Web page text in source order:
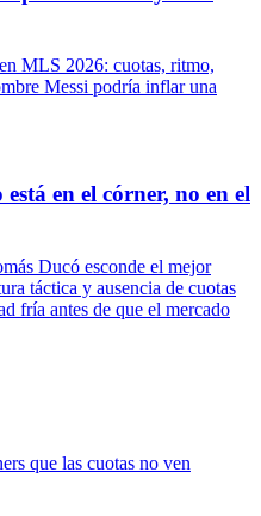
MLS 2026: cuotas, ritmo,
Messi podría inflar una
en el córner, no en el
Ducó esconde el mejor
táctica y ausencia de cuotas
fría antes de que el mercado
que las cuotas no ven